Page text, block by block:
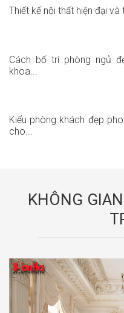
Thiết kế nội thất hiện đại
Cách bố trí phòng ngủ
khoa...
Kiểu phòng khách đẹp
cho...
KHÔNG